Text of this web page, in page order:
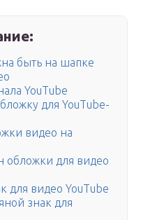
быть на шапке
YouTube
для YouTube-
видео на
обложки для видео
для видео YouTube
знак для